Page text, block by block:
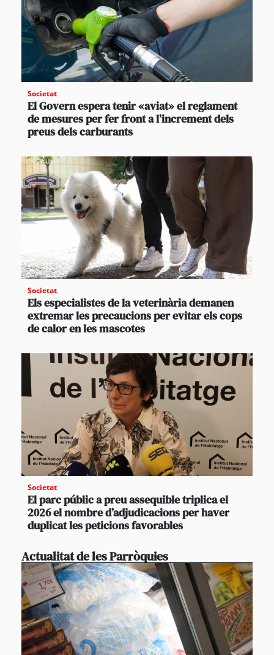
Societat
El Govern espera tenir «aviat» el reglament
de mesures per fer front a l’increment dels
preus dels carburants
Societat
Els especialistes de la veterinària demanen
extremar les precaucions per evitar els cops
de calor en les mascotes
Societat
El parc públic a preu assequible triplica el
2026 el nombre d’adjudicacions per haver
duplicat les peticions favorables
Actualitat de les Parròquies